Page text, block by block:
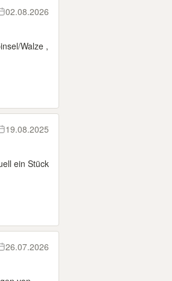
02.08.2026
Walze ,
19.08.2025
ein Stück
26.07.2026